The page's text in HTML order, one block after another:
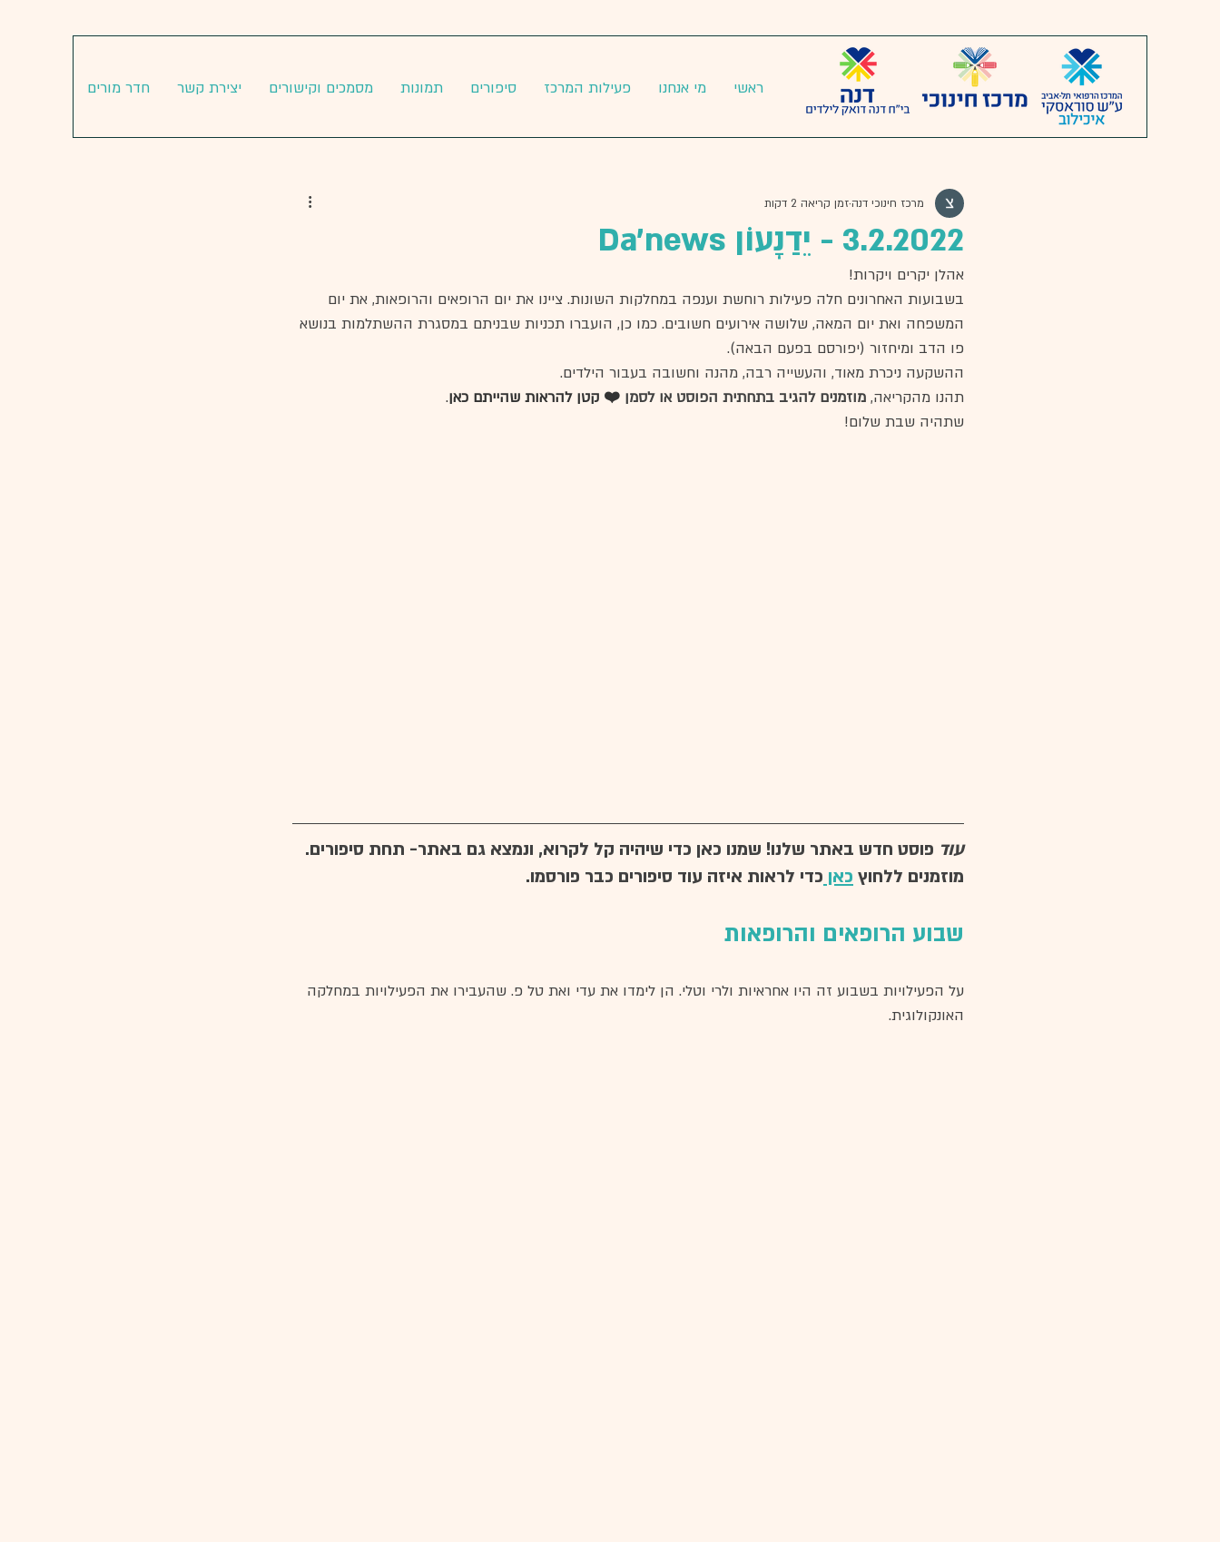
ראשי מי אנחנו פעילות המרכז סיפורים תמונות מסמכים וקישורים יצירת קשר חדר מורים
3.2.2022 - יֵדַנָעוֹן Da'news
מרכז חינוכי דנהזמן קריאה 2 דקות
אהלן יקרים ויקרות!
בשבועות האחרונים חלה פעילות רוחשת וענפה במחלקות השונות. ציינו את יום הרופאים והרופאות, את יום
המשפחה ואת יום המאה, שלושה אירועים חשובים. כמו כן, הועברו תכניות שבניתם במסגרת ההשתלמות בנושא
פו הדב ומיחזור (יפורסם בפעם הבאה).
ההשקעה ניכרת מאוד, והעשייה רבה, מהנה וחשובה בעבור הילדים.
תהנו מהקריאה, מוזמנים להגיב בתחתית הפוסט או לסמן ❤️ קטן להראות שהייתם כאן.
שתהיה שבת שלום!
עוד פוסט חדש באתר שלנו! שמנו כאן כדי שיהיה קל לקרוא, ונמצא גם באתר- תחת סיפורים.
מוזמנים ללחוץ כאן כדי לראות איזה עוד סיפורים כבר פורסמו.
שבוע הרופאים והרופאות
על הפעילויות בשבוע זה היו אחראיות ולרי וטלי. הן לימדו את עדי ואת טל פ. שהעבירו את הפעילויות במחלקה
האונקולוגית.